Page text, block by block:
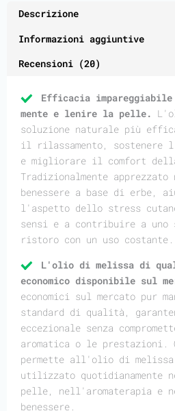
Descrizione
Informazioni aggiuntive
Recensioni (20)
Efficacia
mente e lenire la pelle.
soluzione naturale più
il rilassamento, sostenere
e migliorare il comfort
Tradizionalmente
benessere a base di erbe,
l'aspetto dello stress
sensi e a contribuire a
ristoro con un uso costante.
L'olio di melissa di
economico disponibile sul
economici sul mercato pur
standard di qualità,
eccezionale senza
aromatica o le prestazioni.
permette all'olio di
utilizzato quotidianamente
pelle, nell'aromaterapia e
benessere.